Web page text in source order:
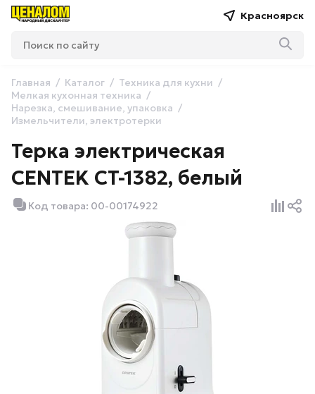
Красноярск
Главная Каталог
Техника для кухни
Мелкая кухонная техника
Нарезка, смешивание, упаковка
Измельчители, электротерки
Терка электрическая
CENTEK CT-1382, белый
Код товара: 00-00174922